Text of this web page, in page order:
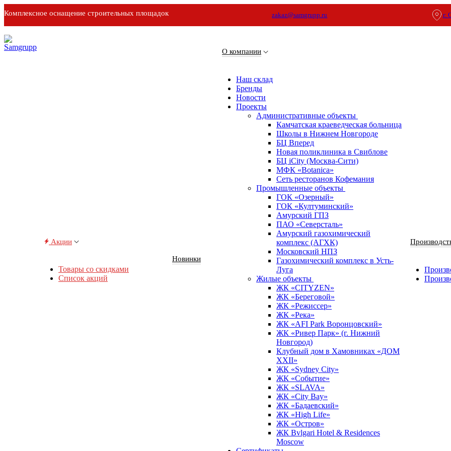
Комплексное оснащение строительных площадок zakaz@samgrupp.ru г.
Акции
Товары со скидками
Список акций
Новинки
О компании
Наш склад
Бренды
Новости
Проекты
Административные объекты
Камчатская краеведческая больница
Школы в Нижнем Новгороде
БЦ Вперед
Новая поликлиника в Свиблове
БЦ iCity (Москва-Сити)
МФК «Botanica»
Сеть ресторанов Кофемания
Промышленные объекты
ГОК «Озерный»
ГОК «Култуминский»
Амурский ГПЗ
ПАО «Северсталь»
Амурский газохимический
комплекс (АГХК)
Московский НПЗ
Газохимический комплекс в Усть-
Луга
Жилые объекты
ЖК «CITYZEN»
ЖК «Береговой»
ЖК «Режиссер»
ЖК «Река»
ЖК «AFI Park Воронцовский»
ЖК «Ривер Парк» (г. Нижний
Новгород)
Клубный дом в Хамовниках «ДОМ
XXII»
ЖК «Sydney City»
ЖК «Событие»
ЖК «SLAVA»
ЖК «City Bay»
ЖК «Бадаевский»
ЖК «High Life»
ЖК «Остров»
ЖК Bvlgari Hotel & Residences
Moscow